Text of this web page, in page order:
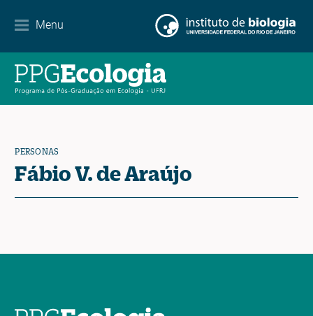
Menu
EN ES PT
PERSONAS
Fábio V. de Araújo